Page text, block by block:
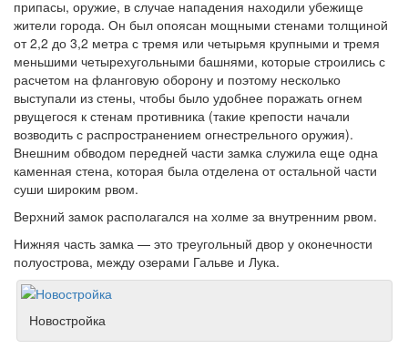
припасы, оружие, в случае нападения находили убежище
жители города. Он был опоясан мощными стенами толщиной
от 2,2 до 3,2 метра с тремя или четырьмя крупными и тремя
меньшими четырехугольными башнями, которые строились с
расчетом на фланговую оборону и поэтому несколько
выступали из стены, чтобы было удобнее поражать огнем
рвущегося к стенам противника (такие крепости начали
возводить с распространением огнестрельного оружия).
Внешним обводом передней части замка служила еще одна
каменная стена, которая была отделена от остальной части
суши широким рвом.
Верхний замок располагался на холме за внутренним рвом.
Нижняя часть замка — это треугольный двор у оконечности
полуострова, между озерами Гальве и Лука.
Новостройка